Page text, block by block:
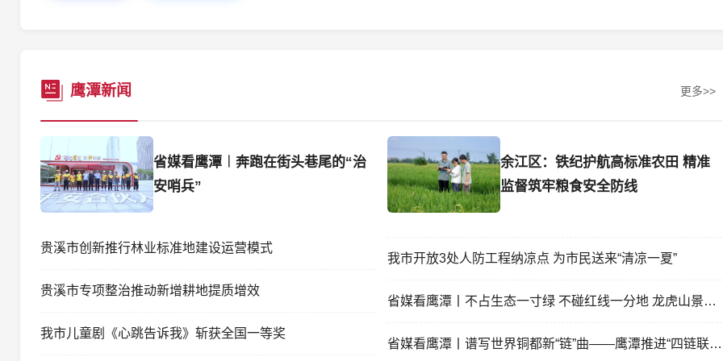
鹰潭新闻 更多>>
省媒看鹰潭︱奔跑在街头巷尾的“治
安哨兵”
余江区：铁纪护航高标准农田 精准
监督筑牢粮食安全防线
贵溪市创新推行林业标准地建设运营模式
贵溪市专项整治推动新增耕地提质增效
我市儿童剧《心跳告诉我》斩获全国一等奖
我市开放3处人防工程纳凉点 为市民送来“清凉一夏”
省媒看鹰潭丨不占生态一寸绿 不碰红线一分地 龙虎山景区
省媒看鹰潭丨谱写世界铜都新“链”曲——鹰潭推进“四链联动